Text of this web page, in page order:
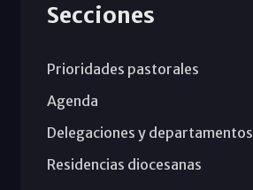
Secciones
Prioridades pastorales
Agenda
Delegaciones y departamentos
Residencias diocesanas